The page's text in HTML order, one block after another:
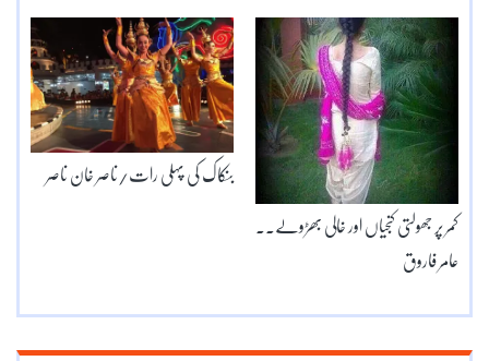
بنکاک کی پہلی رات/ناصر خان ناصر
کمر پر جھولتی کنجیاں اور خالی بھڑولے۔۔
عامر فاروق